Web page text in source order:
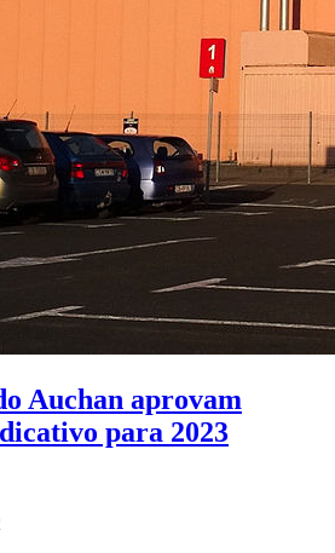
Auchan aprovam
para 2023